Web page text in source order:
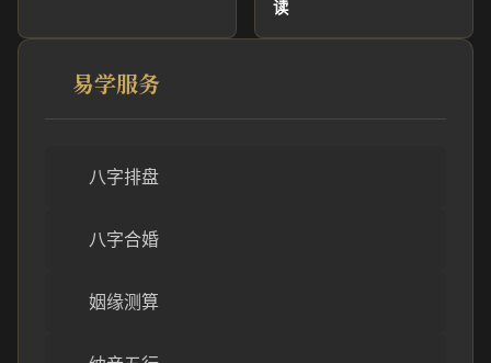
读
易学服务
八字排盘
八字合婚
姻缘测算